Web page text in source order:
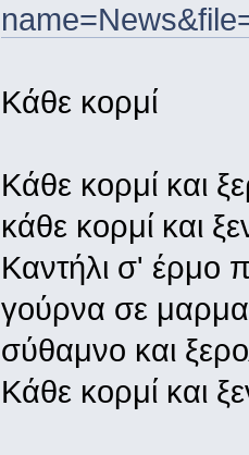
Κάθε κορμί
Κάθε κορμί και
κάθε κορμί και
Καντήλι σ' έρμο
γούρνα σε
σύθαμνο και
Κάθε κορμί και